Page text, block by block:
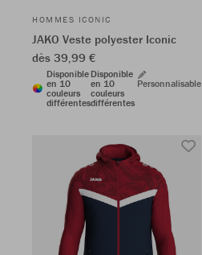
HOMMES ICONIC
JAKO Veste polyester Iconic
dès 39,99 €
Disponible
en 10
couleurs
différentes
Disponible
en 10
couleurs
différentes
Personnalisable